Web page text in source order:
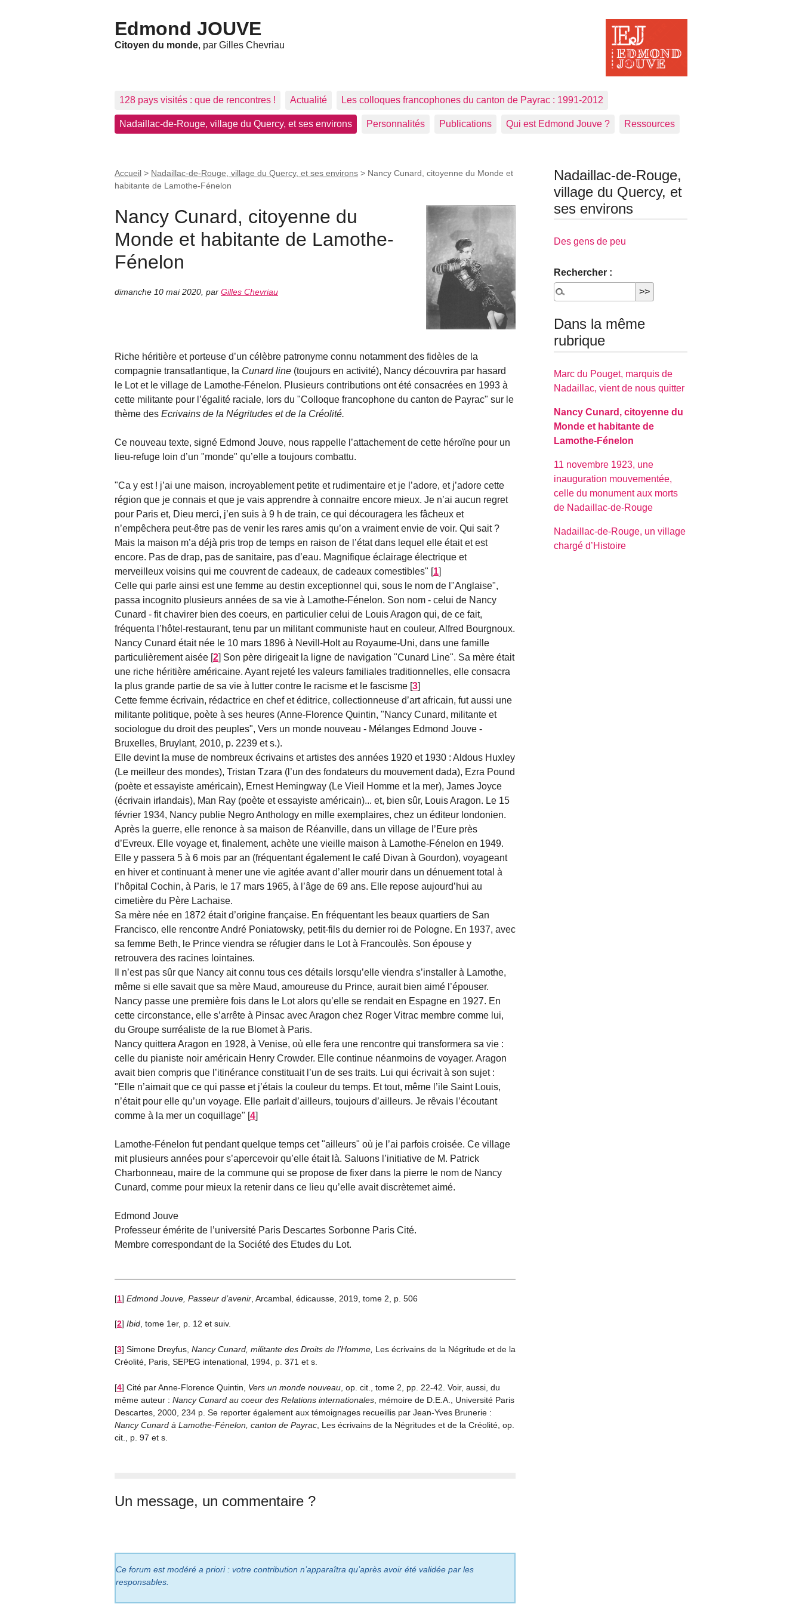
Edmond JOUVE
Citoyen du monde, par Gilles Chevriau
128 pays visités : que de rencontres ! Actualité Les colloques francophones du canton de Payrac : 1991-2012
Nadaillac-de-Rouge, village du Quercy, et ses environs Personnalités Publications Qui est Edmond Jouve ? Ressources
Accueil > Nadaillac-de-Rouge, village du Quercy, et ses environs > Nancy Cunard, citoyenne du Monde et
habitante de Lamothe-Fénelon
Nancy Cunard, citoyenne du
Monde et habitante de Lamothe-
Fénelon
dimanche 10 mai 2020 par Gilles Chevriau
Riche héritière et porteuse d’un célèbre patronyme connu notamment des fidèles de la
compagnie transatlantique, la Cunard line (toujours en activité), Nancy découvrira par hasard
le Lot et le village de Lamothe-Fénelon. Plusieurs contributions ont été consacrées en 1993 à
cette militante pour l’égalité raciale, lors du "Colloque francophone du canton de Payrac" sur le
thème des Ecrivains de la Négritudes et de la Créolité.
Ce nouveau texte, signé Edmond Jouve, nous rappelle l’attachement de cette héroïne pour un
lieu-refuge loin d’un "monde" qu’elle a toujours combattu.
"Ca y est ! j’ai une maison, incroyablement petite et rudimentaire et je l’adore, et j’adore cette
région que je connais et que je vais apprendre à connaitre encore mieux. Je n’ai aucun regret
pour Paris et, Dieu merci, j’en suis à 9 h de train, ce qui découragera les fâcheux et
n’empêchera peut-être pas de venir les rares amis qu’on a vraiment envie de voir. Qui sait ?
Mais la maison m’a déjà pris trop de temps en raison de l’état dans lequel elle était et est
encore. Pas de drap, pas de sanitaire, pas d’eau. Magnifique éclairage électrique et
merveilleux voisins qui me couvrent de cadeaux, de cadeaux comestibles" [1]
Celle qui parle ainsi est une femme au destin exceptionnel qui, sous le nom de l"Anglaise",
passa incognito plusieurs années de sa vie à Lamothe-Fénelon. Son nom - celui de Nancy
Cunard - fit chavirer bien des coeurs, en particulier celui de Louis Aragon qui, de ce fait,
fréquenta l’hôtel-restaurant, tenu par un militant communiste haut en couleur, Alfred Bourgnoux.
Nancy Cunard était née le 10 mars 1896 à Nevill-Holt au Royaume-Uni, dans une famille
particulièrement aisée [2] Son père dirigeait la ligne de navigation "Cunard Line". Sa mère était
une riche héritière américaine. Ayant rejeté les valeurs familiales traditionnelles, elle consacra
la plus grande partie de sa vie à lutter contre le racisme et le fascisme [3]
Cette femme écrivain, rédactrice en chef et éditrice, collectionneuse d’art africain, fut aussi une
militante politique, poète à ses heures (Anne-Florence Quintin, "Nancy Cunard, militante et
sociologue du droit des peuples", Vers un monde nouveau - Mélanges Edmond Jouve -
Bruxelles, Bruylant, 2010, p. 2239 et s.).
Elle devint la muse de nombreux écrivains et artistes des années 1920 et 1930 : Aldous Huxley
(Le meilleur des mondes), Tristan Tzara (l’un des fondateurs du mouvement dada), Ezra Pound
(poète et essayiste américain), Ernest Hemingway (Le Vieil Homme et la mer), James Joyce
(écrivain irlandais), Man Ray (poète et essayiste américain)... et, bien sûr, Louis Aragon. Le 15
février 1934, Nancy publie Negro Anthology en mille exemplaires, chez un éditeur londonien.
Après la guerre, elle renonce à sa maison de Réanville, dans un village de l’Eure près
d’Evreux. Elle voyage et, finalement, achète une vieille maison à Lamothe-Fénelon en 1949.
Elle y passera 5 à 6 mois par an (fréquentant également le café Divan à Gourdon), voyageant
en hiver et continuant à mener une vie agitée avant d’aller mourir dans un dénuement total à
l’hôpital Cochin, à Paris, le 17 mars 1965, à l’âge de 69 ans. Elle repose aujourd’hui au
cimetière du Père Lachaise.
Sa mère née en 1872 était d’origine française. En fréquentant les beaux quartiers de San
Francisco, elle rencontre André Poniatowsky, petit-fils du dernier roi de Pologne. En 1937, avec
sa femme Beth, le Prince viendra se réfugier dans le Lot à Francoulès. Son épouse y
retrouvera des racines lointaines.
Il n’est pas sûr que Nancy ait connu tous ces détails lorsqu’elle viendra s’installer à Lamothe,
même si elle savait que sa mère Maud, amoureuse du Prince, aurait bien aimé l’épouser.
Nancy passe une première fois dans le Lot alors qu’elle se rendait en Espagne en 1927. En
cette circonstance, elle s’arrête à Pinsac avec Aragon chez Roger Vitrac membre comme lui,
du Groupe surréaliste de la rue Blomet à Paris.
Nancy quittera Aragon en 1928, à Venise, où elle fera une rencontre qui transformera sa vie :
celle du pianiste noir américain Henry Crowder. Elle continue néanmoins de voyager. Aragon
avait bien compris que l’itinérance constituait l’un de ses traits. Lui qui écrivait à son sujet :
"Elle n’aimait que ce qui passe et j’étais la couleur du temps. Et tout, même l’ile Saint Louis,
n’était pour elle qu’un voyage. Elle parlait d’ailleurs, toujours d’ailleurs. Je rêvais l’écoutant
comme à la mer un coquillage" [4]
Lamothe-Fénelon fut pendant quelque temps cet "ailleurs" où je l’ai parfois croisée. Ce village
mit plusieurs années pour s’apercevoir qu’elle était là. Saluons l’initiative de M. Patrick
Charbonneau, maire de la commune qui se propose de fixer dans la pierre le nom de Nancy
Cunard, comme pour mieux la retenir dans ce lieu qu’elle avait discrètemet aimé.
Edmond Jouve
Professeur émérite de l’université Paris Descartes Sorbonne Paris Cité.
Membre correspondant de la Société des Etudes du Lot.
[1] Edmond Jouve, Passeur d’avenir , Arcambal, édicausse, 2019, tome 2, p. 506
[2] Ibid, tome 1er, p. 12 et suiv.
[3] Simone Dreyfus, Nancy Cunard, militante des Droits de l’Homme, Les écrivains de la Négritude et de la
Créolité, Paris, SEPEG intenational, 1994, p. 371 et s.
[4] Cité par Anne-Florence Quintin, Vers un monde nouveau , op. cit., tome 2, pp. 22-42. Voir, aussi, du
même auteur : Nancy Cunard au coeur des Relations internationales , mémoire de D.E.A., Université Paris
Descartes, 2000, 234 p. Se reporter également aux témoignages recueillis par Jean-Yves Brunerie :
Nancy Cunard à Lamothe-Fénelon, canton de Payrac , Les écrivains de la Négritudes et de la Créolité, op.
cit., p. 97 et s.
Un message, un commentaire ?
Ce forum est modéré a priori : votre contribution n’apparaîtra qu’après avoir été validée par les
responsables.
Nadaillac-de-Rouge,
village du Quercy, et
ses environs
Des gens de peu
Rechercher :
Dans la même
rubrique
Marc du Pouget, marquis de
Nadaillac, vient de nous quitter
Nancy Cunard, citoyenne du
Monde et habitante de
Lamothe-Fénelon
11 novembre 1923, une
inauguration mouvementée,
celle du monument aux morts
de Nadaillac-de-Rouge
Nadaillac-de-Rouge, un village
chargé d’Histoire